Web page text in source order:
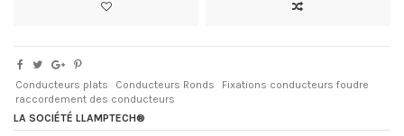
Conducteurs plats Conducteurs Ronds
Fixations conducteurs foudre
raccordement des conducteurs
LA SOCIÉTÉ LLAMPTECH®